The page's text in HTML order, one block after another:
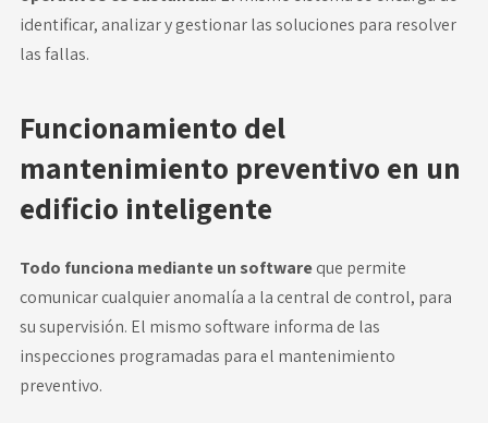
identificar, analizar y gestionar las soluciones para resolver
las fallas.
Funcionamiento del
mantenimiento preventivo en un
edificio inteligente
Todo funciona mediante un softwareque permite
comunicar cualquier anomalía a la central de control, para
su supervisión. El mismo software informa de las
inspecciones programadas para el mantenimiento
preventivo.